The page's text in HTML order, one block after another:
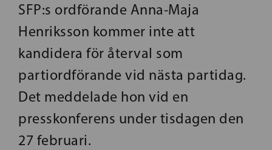
SFP:s ordförande Anna-Maja
Henriksson kommer inte att
kandidera för återval som
partiordförande vid nästa partidag.
Det meddelade hon vid en
presskonferens under tisdagen den
27 februari.